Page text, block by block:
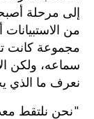
إلى مرحلة
من الاستبيانات
مجموعة كانت
سماعه، ولكن
نعرف ما الذي
"نحن نلتقط